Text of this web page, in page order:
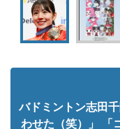
バドミントン志田
わせた（笑）」 「